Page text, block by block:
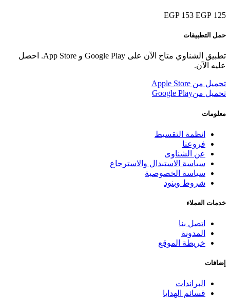
125 EGP
153 EGP
حمل التطبيقات
تطبيق الشناوي متاح الآن على Google Play و App Store. احصل
عليه الآن.
تحميل من Apple Store
تحميل منGoogle Play
معلومات
انظمة التقسيط
فروعنا
عن الشناوى
سياسة الاستبدال والاسترجاع
سياسة الخصوصية
شروط وبنود
خدمات العملاء
اتصل بنا
المدونة
خريطة الموقع
إضافات
البراندات
قسائم الهدايا